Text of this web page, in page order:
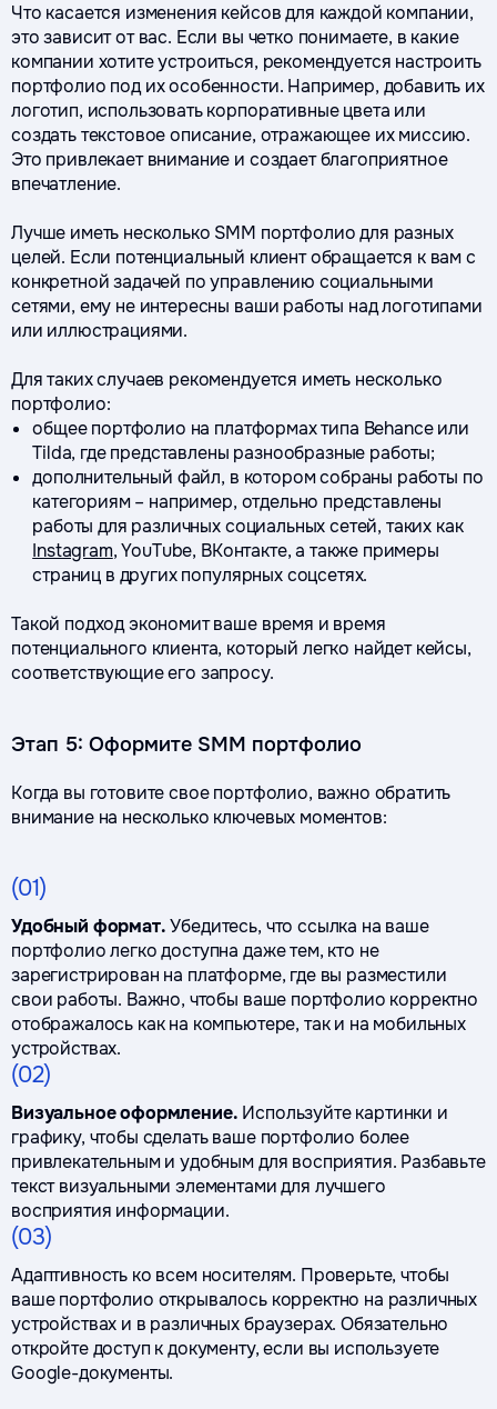
Что касается изменения кейсов для каждой компании,
это зависит от вас. Если вы четко понимаете, в какие
компании хотите устроиться, рекомендуется настроить
портфолио под их особенности. Например, добавить их
логотип, использовать корпоративные цвета или
создать текстовое описание, отражающее их миссию.
Это привлекает внимание и создает благоприятное
впечатление.
Лучше иметь несколько SMM портфолио для разных
целей. Если потенциальный клиент обращается к вам с
конкретной задачей по управлению социальными
сетями, ему не интересны ваши работы над логотипами
или иллюстрациями.
Для таких случаев рекомендуется иметь несколько
портфолио:
общее портфолио на платформах типа Behance или
Tilda, где представлены разнообразные работы;
дополнительный файл, в котором собраны работы по
категориям – например, отдельно представлены
работы для различных социальных сетей, таких как
Instagram, YouTube, ВКонтакте, а также примеры
страниц в других популярных соцсетях.
Такой подход экономит ваше время и время
потенциального клиента, который легко найдет кейсы,
соответствующие его запросу.
Этап 5: Оформите SMM портфолио
Когда вы готовите свое портфолио, важно обратить
внимание на несколько ключевых моментов:
(01)
Удобный формат.Убедитесь, что ссылка на ваше
портфолио легко доступна даже тем, кто не
зарегистрирован на платформе, где вы разместили
свои работы. Важно, чтобы ваше портфолио корректно
отображалось как на компьютере, так и на мобильных
устройствах.
(02)
Визуальное оформление. Используйте картинки и
графику, чтобы сделать ваше портфолио более
привлекательным и удобным для восприятия. Разбавьте
текст визуальными элементами для лучшего
восприятия информации.
(03)
Адаптивность ко всем носителям. Проверьте, чтобы
ваше портфолио открывалось корректно на различных
устройствах и в различных браузерах. Обязательно
откройте доступ к документу, если вы используете
Google-документы.